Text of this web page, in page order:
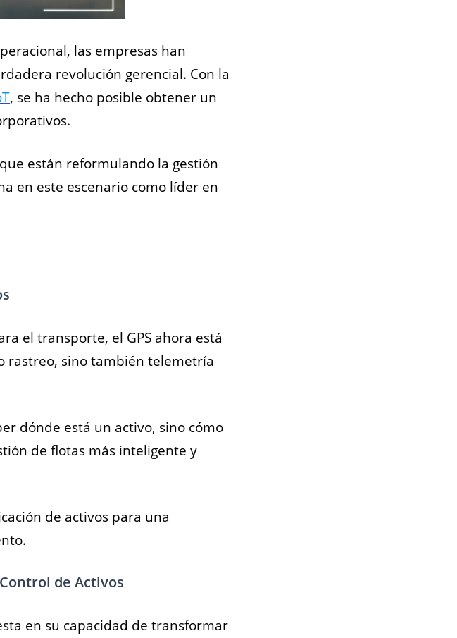
las empresas han
revolución gerencial. Con la
, se ha hecho posible obtener un
están reformulando la gestión
en este escenario como líder en
el transporte, el GPS ahora está
rastreo, sino también telemetría
dónde está un activo, sino cómo
de flotas más inteligente y
de activos para una
de Activos
en su capacidad de transformar